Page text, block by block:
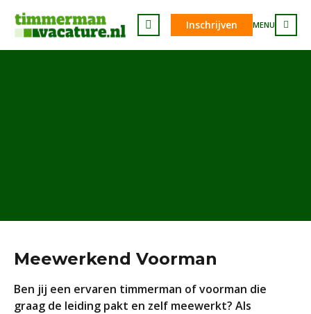
Inschrijven MENU
Meewerkend Voorman
Ben jij een ervaren timmerman of voorman die
graag de leiding pakt en zelf meewerkt? Als